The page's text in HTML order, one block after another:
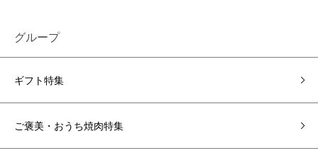
グループ
ギフト特集
ご褒美・おうち焼肉特集